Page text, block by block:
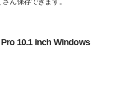
ん保存できます。
Pro 10.1 inch Windows